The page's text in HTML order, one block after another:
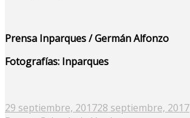
Prensa Inparques / Germán Alfonzo
Fotografías: Inparques
Posted
29 septiembre, 201728 septiembre, 2017